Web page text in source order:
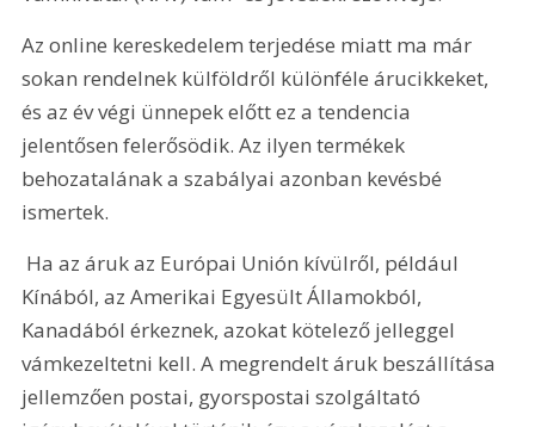
Az online kereskedelem terjedése miatt ma már
sokan rendelnek külföldről különféle árucikkeket,
és az év végi ünnepek előtt ez a tendencia
jelentősen felerősödik. Az ilyen termékek
behozatalának a szabályai azonban kevésbé
ismertek.
Kínából, az Amerikai Egyesült Államokból,
Kanadából érkeznek, azokat kötelező jelleggel
vámkezeltetni kell. A megrendelt áruk beszállítása
jellemzően postai, gyorspostai szolgáltató